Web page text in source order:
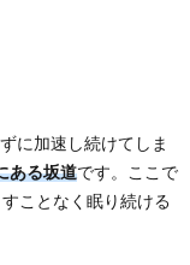
に加速し続けてしま
ある坂道です。ここで
ことなく眠り続ける